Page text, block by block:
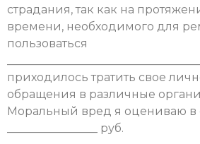
страдания, так как на
времени, необходимого для
пользоваться
приходилось тратить свое
обращения в различные
Моральный вред я оцениваю в
________________ руб.